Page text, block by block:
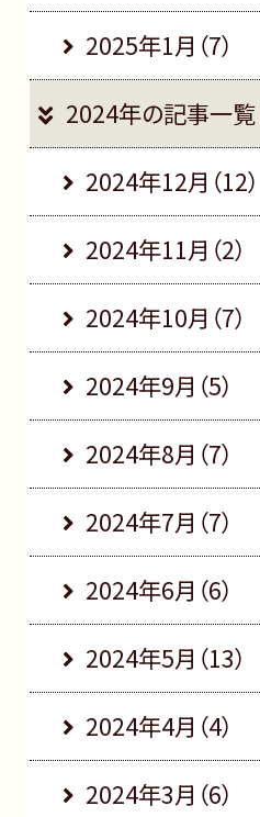
2025年1月（7）
2024年の記事一覧
2024年12月（12）
2024年11月（2）
2024年10月（7）
2024年9月（5）
2024年8月（7）
2024年7月（7）
2024年6月（6）
2024年5月（13）
2024年4月（4）
2024年3月（6）